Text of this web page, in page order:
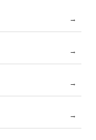
→
→
→
→